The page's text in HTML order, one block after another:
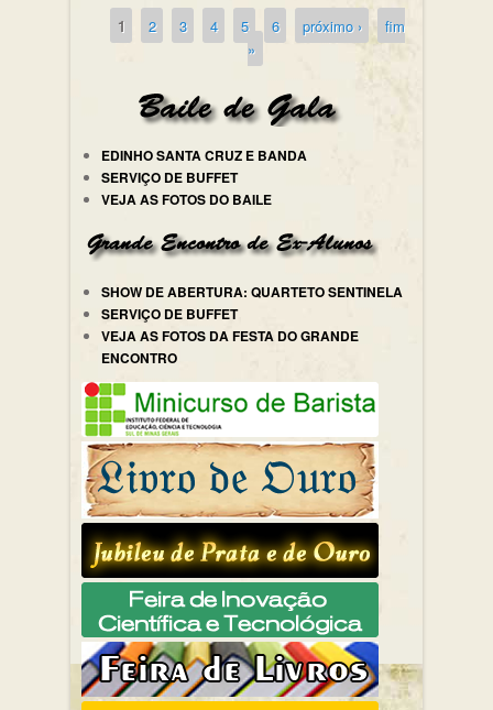
Páginas
1 2 3 4 5 6 próximo ›
fim
»
EDINHO SANTA CRUZ E BANDA
SERVIÇO DE BUFFET
VEJA AS FOTOS DO BAILE
SHOW DE ABERTURA: QUARTETO SENTINELA
SERVIÇO DE BUFFET
VEJA AS FOTOS DA FESTA DO GRANDE
ENCONTRO